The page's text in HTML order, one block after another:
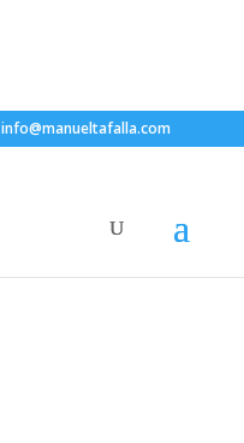
info@manueltafalla.com